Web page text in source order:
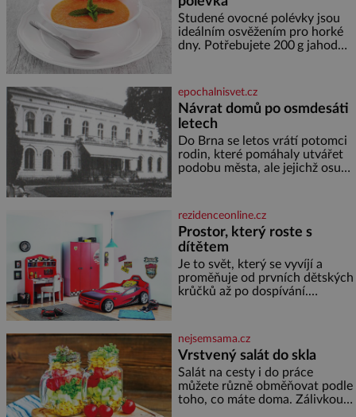
provází člověka už tisíce let.
Většina lidí vnímá rákos jen jako
obyčejnou kulisu letního
koupání. Stačí se však podívat
Studené ovocné polévky jsou
ideálním osvěžením pro horké
dny. Potřebujete 200 g jahod
cukru krystal 1 lžíci medu 200 g
zakysané sm
epochalnisvet.cz
Návrat domů po osmdesáti
letech
Do Brna se letos vrátí potomci
rodin, které pomáhaly utvářet
podobu města, ale jejichž osudy
Placzek, Löw-Beer, Fuhrmann,
Kohn a Stiassni se stanou
jednou z hlavních
dramaturgických linií festivalu
židovské kultury ŠTETL FEST
2026. Některé návraty nejsou
jednoduché. Místa, která si
rezidenceonline.cz
Prostor, který roste s
dítětem
Je to svět, který se vyvíjí a
proměňuje od prvních dětských
krůčků až po dospívání.
soustředění i odpočinek a
reaguje na každou etapu života
a specifické potřeby dítěte. Pro
nejmenší je klíčová
jednoduchost, měkkost a
bezpečí, proto by pokoj
nejsemsama.cz
Vrstvený salát do skla
Salát na cesty i do práce
můžete různě obměňovat podle
toho, co máte doma. Zálivkou